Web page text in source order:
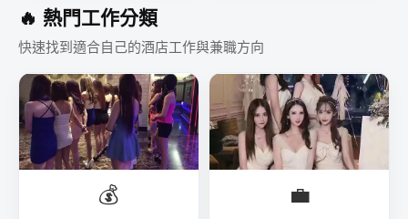
🔥 熱門工作分類
快速找到適合自己的酒店工作與兼職方向
💰 💼